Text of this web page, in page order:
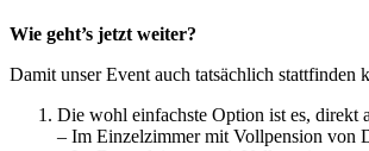
Wie geht’s jetzt weiter?
Damit unser Event auch tatsächlich stattfinden
Die wohl einfachste Option ist es, direkt
– Im Einzelzimmer mit Vollpension von